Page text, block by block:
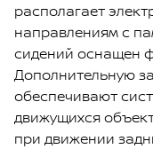
располагает
направлениям с
сидений оснащен
Дополнительную
обеспечивают
движущихся
при движении